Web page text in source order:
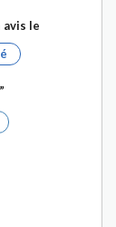
avis le